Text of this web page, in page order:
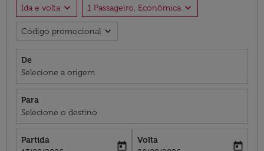
Ida e volta expand_more 1 Passageiro, Econômica expand_more
Código promocional expand_more
De
Selecione a origem
Para
Selecione o destino
Partida
today
Volta
today